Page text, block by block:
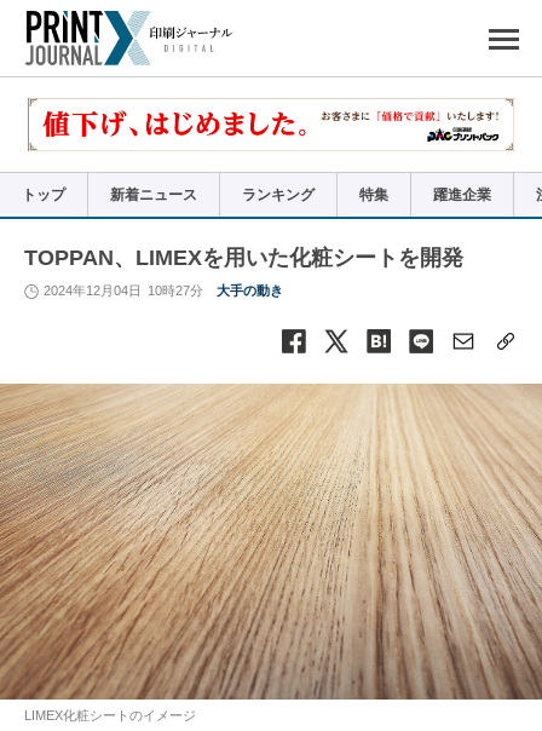
で
リ
トップ 新着ニュース ランキング 特集 躍進企業
TOPPAN、LIMEXを用いた化粧シートを開発
2024年12月04日 10時27分 大手の動き
LIMEX化粧シートのイメージ